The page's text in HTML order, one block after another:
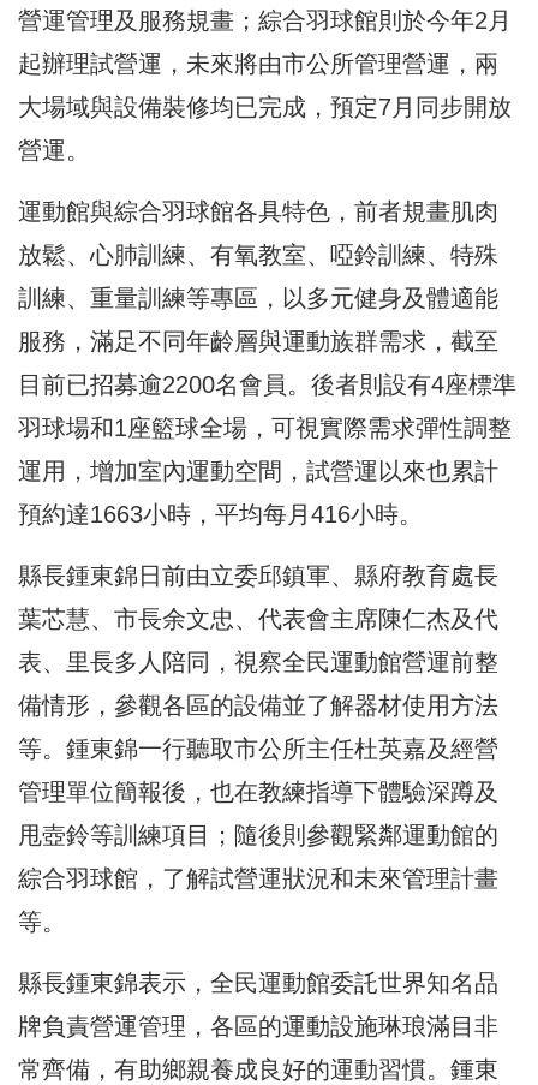
營運管理及服務規畫；綜合羽球館則於今年2月
起辦理試營運，未來將由市公所管理營運，兩
大場域與設備裝修均已完成，預定7月同步開放
營運。
運動館與綜合羽球館各具特色，前者規畫肌肉
放鬆、心肺訓練、有氧教室、啞鈴訓練、特殊
訓練、重量訓練等專區，以多元健身及體適能
服務，滿足不同年齡層與運動族群需求，截至
目前已招募逾2200名會員。後者則設有4座標準
羽球場和1座籃球全場，可視實際需求彈性調整
運用，增加室內運動空間，試營運以來也累計
預約達1663小時，平均每月416小時。
縣長鍾東錦日前由立委邱鎮軍、縣府教育處長
葉芯慧、市長余文忠、代表會主席陳仁杰及代
表、里長多人陪同，視察全民運動館營運前整
備情形，參觀各區的設備並了解器材使用方法
等。鍾東錦一行聽取市公所主任杜英嘉及經營
管理單位簡報後，也在教練指導下體驗深蹲及
甩壺鈴等訓練項目；隨後則參觀緊鄰運動館的
綜合羽球館，了解試營運狀況和未來管理計畫
等。
縣長鍾東錦表示，全民運動館委託世界知名品
牌負責營運管理，各區的運動設施琳琅滿目非
常齊備，有助鄉親養成良好的運動習慣。鍾東